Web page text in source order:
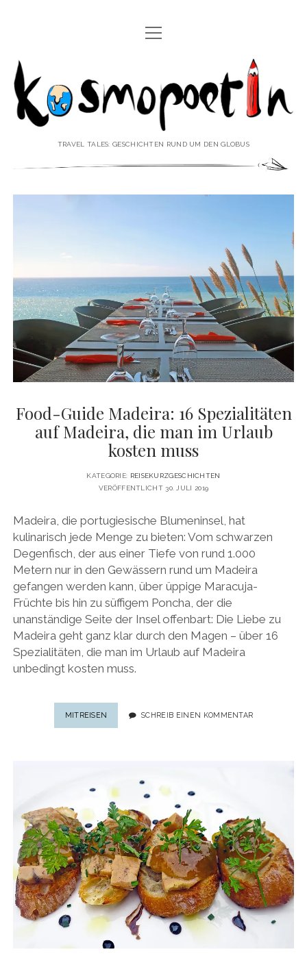
REISEREPORTAGEN
REISEPOESIE
REISEKOLUMNEN
Menü
öffnen
IMPRESSUM
DATENSCHUTZERKLÄRUNG
♥ ÜBER DIE AUTORIN Menü
öffnen
VITA
PRESSE & MEDIEN
MEDIADATEN
twitterfacebook
pinterestyoutubeinstagram
Menü
öffnen
Kosmopoetin
TRAVEL TALES: GESCHICHTEN RUND UM DEN GLOBUS
Food-Guide Madeira: 16 Spezialitäten
auf Madeira, die man im Urlaub
kosten muss
KATEGORIE: REISEKURZGESCHICHTEN
VERÖFFENTLICHT 30. JULI 2019
Madeira, die portugiesische Blumeninsel, hat
kulinarisch jede Menge zu bieten: Vom schwarzen
Degenfisch, der aus einer Tiefe von rund 1.000
Metern nur in den Gewässern rund um Madeira
gefangen werden kann, über üppige Maracuja-
Früchte bis hin zu süffigem Poncha, der die
unanständige Seite der Insel offenbart: Die Liebe zu
Madeira geht ganz klar durch den Magen – über 16
Spezialitäten, die man im Urlaub auf Madeira
unbedingt kosten muss.
MITREISEN FOOD-
GUIDE
MADEIRA,
DIE
MAN
IM
URLAUB
KOSTEN
MUSS
SCHREIB EINEN KOMMENTAR